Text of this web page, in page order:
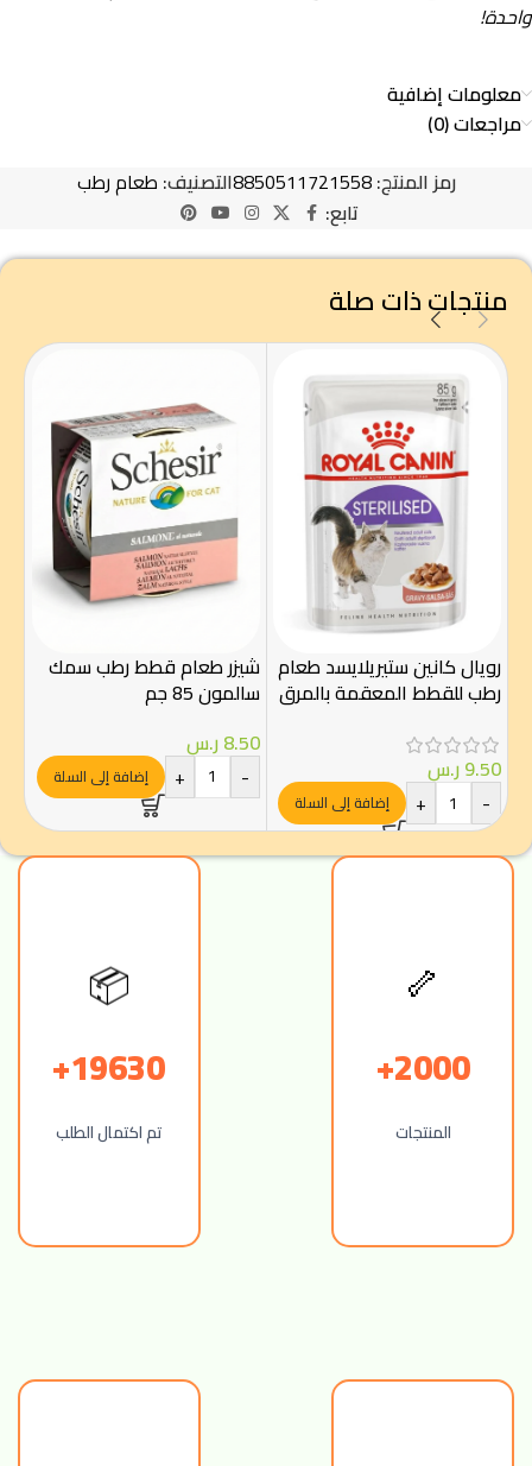
واحدة!
معلومات إضافية
مراجعات (0)
رمز المنتج:8850511721558التصنيف: طعام رطب
تابع:
منتجات ذات صلة
رويال كانين ستيريلايسد طعام
رطب للقطط المعقمة بالمرق
9.50ر.س
-
+ إضافة إلى السلة
شيزر طعام قطط رطب سمك
سالمون 85 جم
8.50ر.س
-
+ إضافة إلى السلة
🦴
2000+
المنتجات
📦
19630+
تم اكتمال الطلب